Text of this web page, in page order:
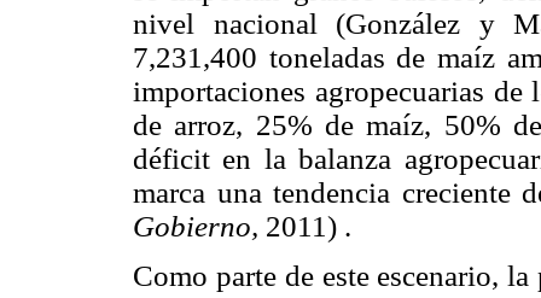
nivel nacional (González y
7,231,400 toneladas de maíz
importaciones agropecuarias de
de arroz, 25% de maíz, 50%
déficit en la balanza
marca una tendencia creciente
Gobierno, 2011) .
Como parte de este escenario,